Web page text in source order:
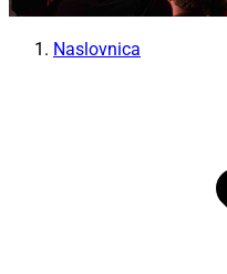
Naslovnica